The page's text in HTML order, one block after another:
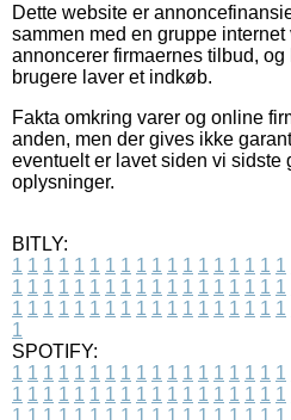
Dette website er
sammen med en gruppe
annoncerer firmaernes tilbud,
brugere laver et indkøb.
Fakta omkring varer og online
anden, men der gives ikke
eventuelt er lavet siden vi sidste
oplysninger.
BITLY:
1 1 1 1 1 1 1 1 1 1 1 1 1 1 1 1 1 1
1 1 1 1 1 1 1 1 1 1 1 1 1 1 1 1 1 1
1 1 1 1 1 1 1 1 1 1 1 1 1 1 1 1 1 1
1
SPOTIFY:
1 1 1 1 1 1 1 1 1 1 1 1 1 1 1 1 1 1
1 1 1 1 1 1 1 1 1 1 1 1 1 1 1 1 1 1
1 1 1 1 1 1 1 1 1 1 1 1 1 1 1 1 1 1